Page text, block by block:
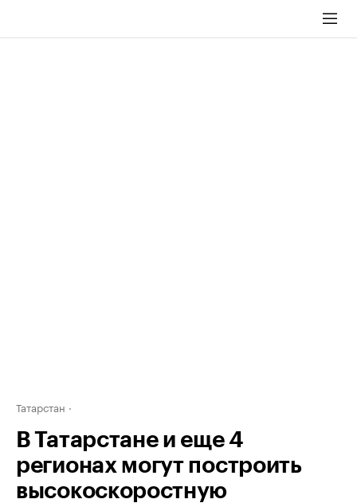
Татарстан
В Татарстане и еще 4
регионах могут построить
высокоскоростную